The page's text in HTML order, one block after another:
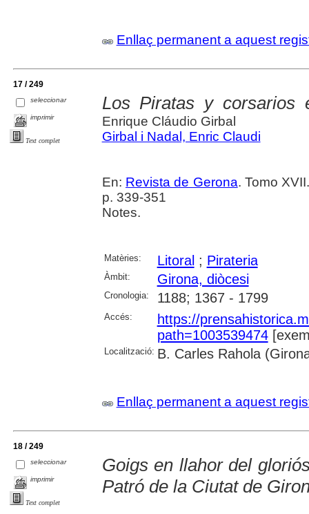
Enllaç permanent a aquest
17 / 249
seleccionar
imprimir
Text complet
Los Piratas y corsarios
Enrique Cláudio Girbal
Girbal i Nadal, Enric Claudi
En: Revista de Gerona. Tomo
p. 339-351
Notes.
Matèries: Litoral ; Pirateria
Àmbit: Girona, diòcesi
Cronologia: 1188; 1367 - 1799
Accés:
https://
path=1003539474
Localització: B. Carles Rahola
Enllaç permanent a aquest
18 / 249
seleccionar
imprimir
Text complet
Goigs en llahor del
Patró de la Ciutat de